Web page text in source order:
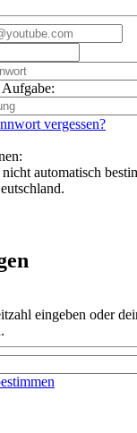
vergessen?
automatisch
eingeben oder